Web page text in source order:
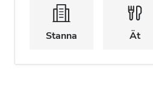
Stanna Ät